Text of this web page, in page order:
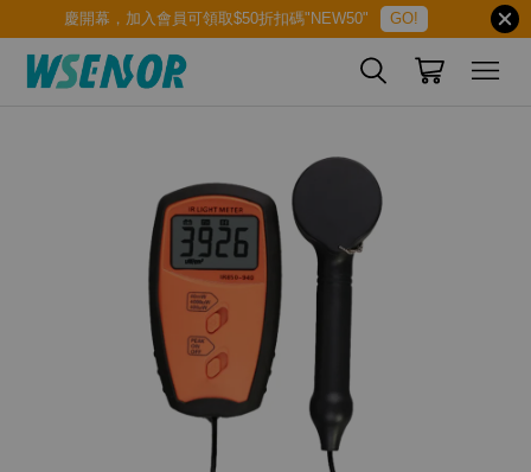
慶開幕，加入會員可領取$50折扣碼"NEW50" GO!